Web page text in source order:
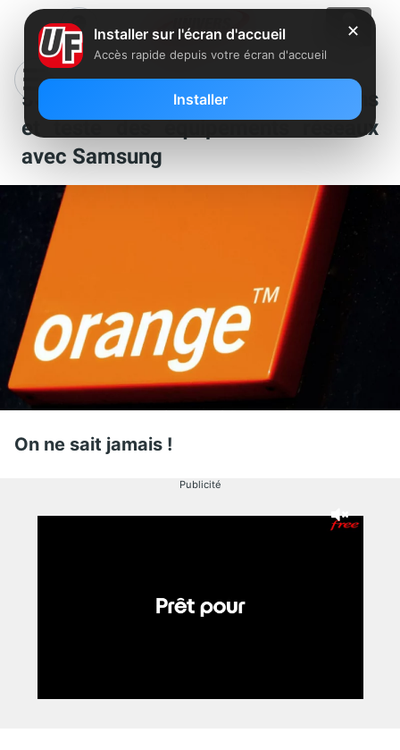
5G : Orange prend ses précautions
et teste des équipements réseaux
avec Samsung
On ne sait jamais !
Publicité
✕
Installer sur l'écran d'accueil
Accès rapide depuis votre écran d'accueil
Installer